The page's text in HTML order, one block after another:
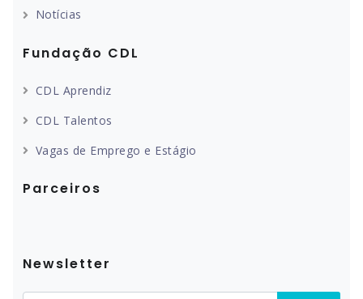
Notícias
Fundação CDL
CDL Aprendiz
CDL Talentos
Vagas de Emprego e Estágio
Parceiros
Newsletter